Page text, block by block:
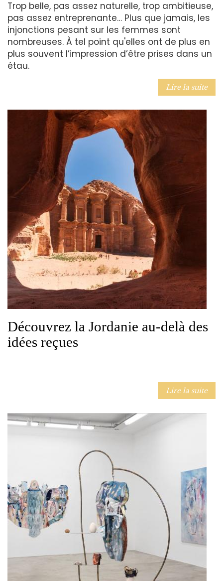
Trop belle, pas assez naturelle, trop ambitieuse,
pas assez entreprenante… Plus que jamais, les
injonctions pesant sur les femmes sont
nombreuses. À tel point qu'elles ont de plus en
plus souvent l’impression d’être prises dans un
étau.
Lire la suite
Découvrez la Jordanie au-delà des
idées reçues
Lire la suite